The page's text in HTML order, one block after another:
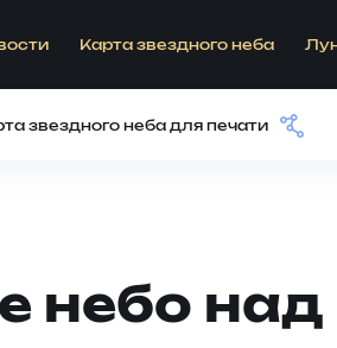
Карта звездного неба
звездного неба для печати
небо